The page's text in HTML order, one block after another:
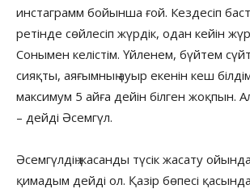
инстаграмм бойынша ғой. Кездесіп
ретінде сөйлесіп жүрдік, одан кейін
Сонымен келістім. Үйленем, бүйтем
сияқты, аяғымның ауыр екенін кеш
максимум 5 айға дейін білген жоқпын.
– дейді Әсемгүл.
Әсемгүлдің жасанды түсік жасату
қимадым дейді ол. Қазір бөпесі